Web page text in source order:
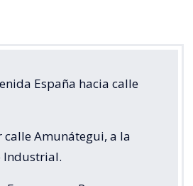
España hacia calle
Amunátegui, a la
Industrial.